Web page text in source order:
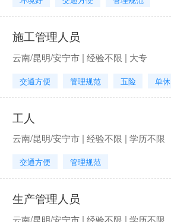
施工管理人员
云南/昆明/安宁市 | 经验不限 | 大专
交通方便 管理规范 五险 单休
工人
云南/昆明/安宁市 | 经验不限 | 学历不限
交通方便 管理规范
生产管理人员
云南/昆明/安宁市 | 经验不限 | 学历不限